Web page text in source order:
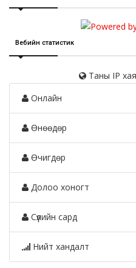
Вебийн статистик
Таны IP
Онлайн
Өнөөдөр
Өчигдөр
Долоо хоногт
Сүүлийн сард
Нийт хандалт